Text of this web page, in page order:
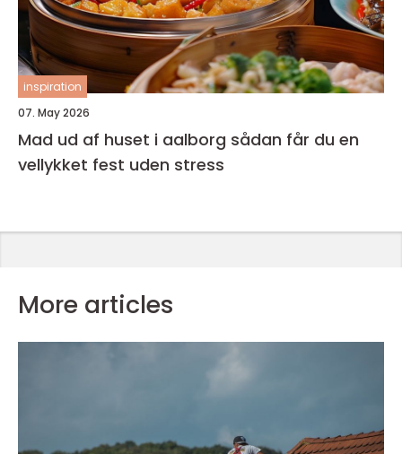
inspiration
07. May 2026
Mad ud af huset i aalborg sådan får du en
vellykket fest uden stress
More articles